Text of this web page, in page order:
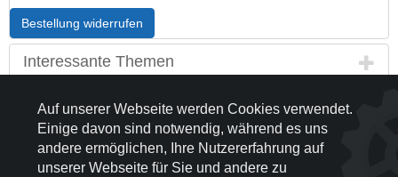
Bestellung widerrufen
Interessante Themen
Land / Sprache
Kontakt
Auf unserer Webseite werden Cookies verwendet.
Einige davon sind notwendig, während es uns
andere ermöglichen, Ihre Nutzererfahrung auf
unserer Webseite für Sie und andere zu